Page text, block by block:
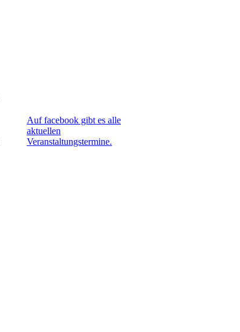
Auf facebook gibt es alle
aktuellen
Veranstaltungstermine.